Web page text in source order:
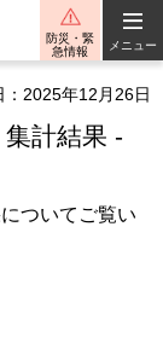
防災・緊
急情報
メニュー
：2025年12月26日
計結果 -
ついてご覧い